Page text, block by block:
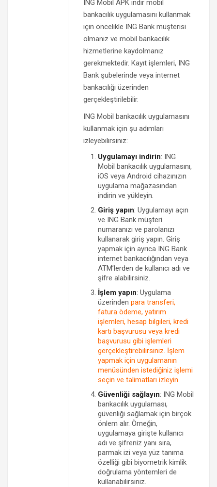
ING Mobil APK indir mobil
bankacılık uygulamasını kullanmak
için öncelikle ING Bank müşterisi
olmanız ve mobil bankacılık
hizmetlerine kaydolmanız
gerekmektedir. Kayıt işlemleri, ING
Bank şubelerinde veya internet
bankacılığı üzerinden
gerçekleştirilebilir.
ING Mobil bankacılık uygulamasını
kullanmak için şu adımları
izleyebilirsiniz:
Uygulamayı indirin: ING
Mobil bankacılık uygulamasını,
iOS veya Android cihazınızın
uygulama mağazasından
indirin ve yükleyin.
Giriş yapın: Uygulamayı açın
ve ING Bank müşteri
numaranızı ve parolanızı
kullanarak giriş yapın. Giriş
yapmak için ayrıca ING Bank
internet bankacılığından veya
ATM’lerden de kullanıcı adı ve
şifre alabilirsiniz.
İşlem yapın: Uygulama
üzerinden para transferi,
fatura ödeme, yatırım
işlemleri, hesap bilgileri, kredi
kartı başvurusu veya kredi
başvurusu gibi işlemleri
gerçekleştirebilirsiniz. İşlem
yapmak için uygulamanın
menüsünden istediğiniz işlemi
seçin ve talimatları izleyin.
Güvenliği sağlayın: ING Mobil
bankacılık uygulaması,
güvenliği sağlamak için birçok
önlem alır. Örneğin,
uygulamaya girişte kullanıcı
adı ve şifreniz yanı sıra,
parmak izi veya yüz tanıma
özelliği gibi biyometrik kimlik
doğrulama yöntemleri de
kullanabilirsiniz.